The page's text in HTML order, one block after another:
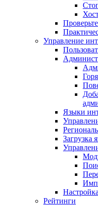
Управление
Языки
Загрузка
Рейтинги